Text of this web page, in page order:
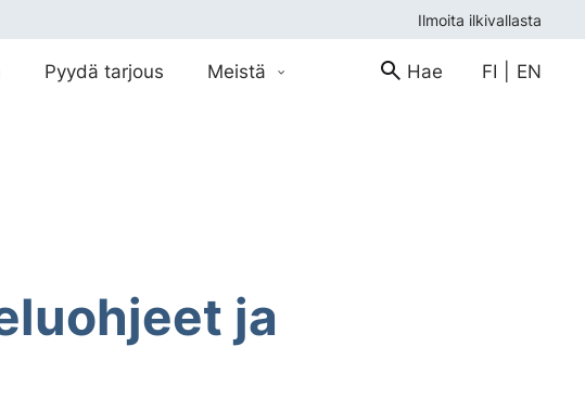
Ilmoita ilkivallasta
Pyydä tarjous Meistä Hae FI EN
ja